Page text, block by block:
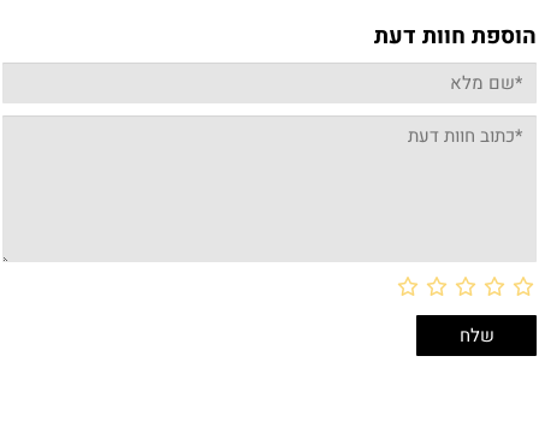
הוספת חוות דעת